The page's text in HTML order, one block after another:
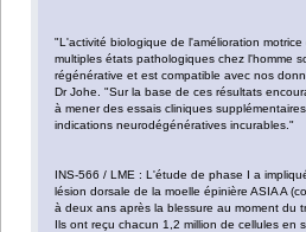
"L'activité biologique de l'amélioration
multiples états pathologiques chez l'homme
régénérative et est compatible avec nos
Dr Johe. "Sur la base de ces résultats
à mener des essais cliniques
indications neurodégénératives incurables."
INS-566 / LME : L'étude de phase I a
lésion dorsale de la moelle épinière ASIA A
à deux ans après la blessure au moment du
Ils ont reçu chacun 1,2 million de cellules en